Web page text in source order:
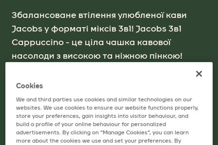
Збалансоване втілення улюбленої кави
Jacobs у форматі міксів 3в1! Jacobs 3в1
Cappuccino - це ціла чашка кавової
насолоди з високою та ніжною пінкою!
Доступні розміри
ДИСПЛЕЙ. У ДИСПЛЕЇ 24 СТІКИ.
Cookies
We and third parties use cookies and similar technologies on our
websites. We use cookies to ensure our website functions properly,
store your preferences, gain insights into visitor behaviour, and
build a profile of your online behaviour for personalized
advertisements. By clicking on “Manage Cookies”, you can learn
more about the cookies we use and set your preferences. By